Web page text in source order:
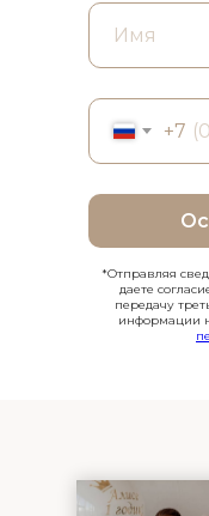
+7
*Отправляя
даете
передачу
информации